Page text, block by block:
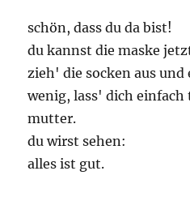
schön, dass du da bist!
du kannst die maske
zieh' die socken aus
wenig, lass' dich
mutter.
du wirst sehen:
alles ist gut.